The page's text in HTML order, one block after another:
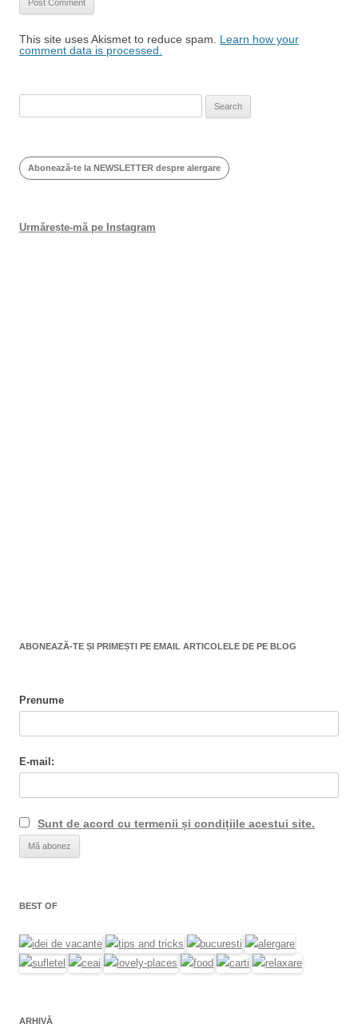
This site uses Akismet to reduce spam. Learn how your
comment data is processed.
Abonează-te la NEWSLETTER despre alergare
Urmărește-mă pe Instagram
ABONEAZĂ-TE ȘI PRIMEȘTI PE EMAIL ARTICOLELE DE PE BLOG
Prenume
E-mail:
Sunt de acord cu termenii și condițiile acestui site.
BEST OF
ARHIVĂ